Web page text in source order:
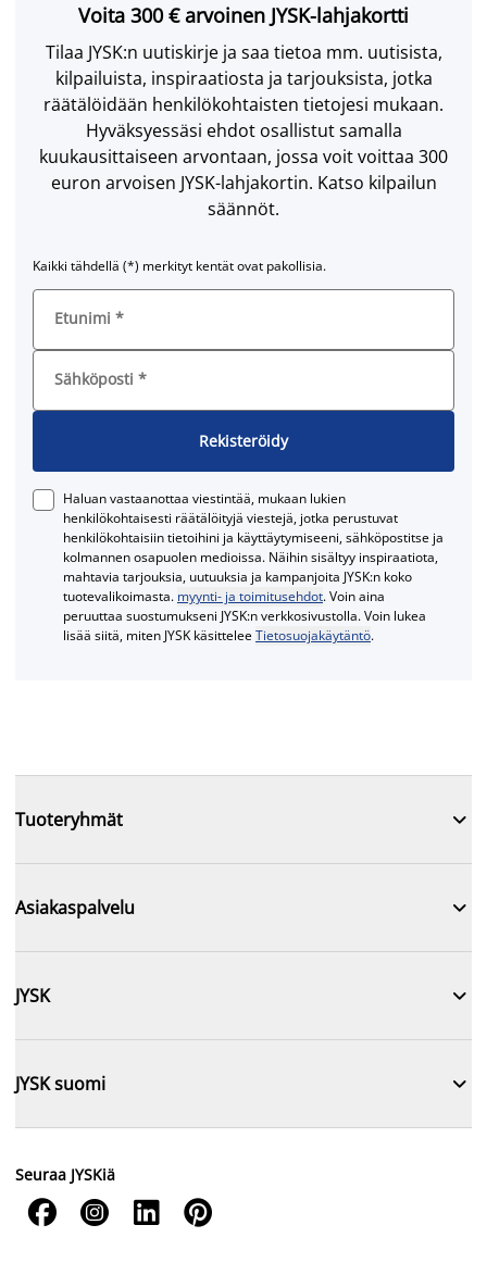
Voita 300 € arvoinen JYSK-lahjakortti
Tilaa JYSK:n uutiskirje ja saa tietoa mm. uutisista,
kilpailuista, inspiraatiosta ja tarjouksista, jotka
räätälöidään henkilökohtaisten tietojesi mukaan.
Hyväksyessäsi ehdot osallistut samalla
kuukausittaiseen arvontaan, jossa voit voittaa 300
euron arvoisen JYSK-lahjakortin. Katso kilpailun
säännöt.
Kaikki tähdellä (*) merkityt kentät ovat pakollisia.
Etunimi *
Sähköposti *
Rekisteröidy
Haluan vastaanottaa viestintää, mukaan lukien
henkilökohtaisesti räätälöityjä viestejä, jotka perustuvat
henkilökohtaisiin tietoihini ja käyttäytymiseeni, sähköpostitse ja
kolmannen osapuolen medioissa. Näihin sisältyy inspiraatiota,
mahtavia tarjouksia, uutuuksia ja kampanjoita JYSK:n koko
tuotevalikoimasta. myynti- ja toimitusehdot. Voin aina
peruuttaa suostumukseni JYSK:n verkkosivustolla. Voin lukea
lisää siitä, miten JYSK käsitteleeTietosuojakäytäntö.
Tuoteryhmät 
Asiakaspalvelu 
JYSK 
JYSK suomi 
Seuraa JYSKiä
   